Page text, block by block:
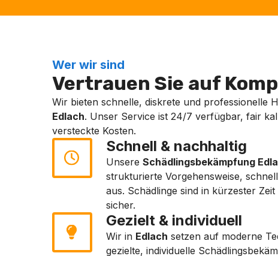
Wer wir sind
Vertrauen Sie auf
Wir bieten schnelle, diskrete und professionelle
Edlach. Unser Service ist 24/7 verfügbar, fair
versteckte Kosten.
Schnell & nachhaltig
Unsere Schädlingsbekämpfung
strukturierte Vorgehensweise,
aus. Schädlinge sind in kürzester
sicher.
Gezielt & individuell
Wir in Edlach setzen auf moderne
gezielte, individuelle